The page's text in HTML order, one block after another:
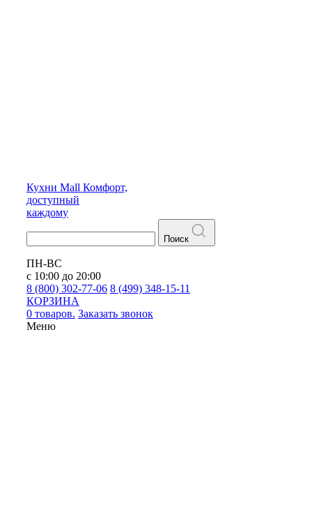
Кухни Mall Комфорт,
доступный
каждому
Поиск
ПН-ВС
с 10:00 до 20:00
8 (800) 302-77-06 8 (499) 348-15-11
КОРЗИНА
0 товаров. Заказать звонок
Меню